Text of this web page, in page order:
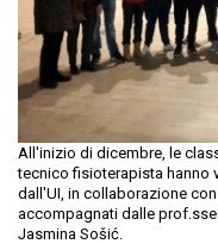
All'inizio di dicembre, le
tecnico fisioterapista hanno
dall'UI, in collaborazione
accompagnati dalle prof.sse
Jasmina Sošić.